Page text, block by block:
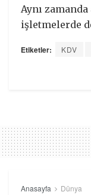
Aynı
işletmelerde
Etiketler: KDV
Anasayfa Dünya